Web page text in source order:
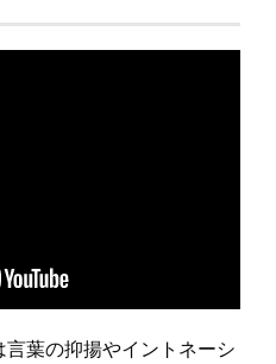
葉の抑揚やイントネーシ